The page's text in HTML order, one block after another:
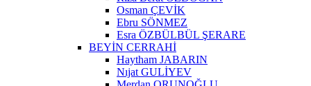
Osman ÇEVİK
Ebru SÖNMEZ
Esra ÖZBÜLBÜL ŞERARE
BEYİN CERRAHİ
Haytham JABARIN
Nıjat GULİYEV